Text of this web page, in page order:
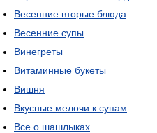
Весенние вторые блюда
Весенние супы
Винегреты
Витаминные букеты
Вишня
Вкусные мелочи к супам
Все о шашлыках